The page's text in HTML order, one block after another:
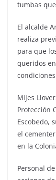
tumbas
El alcalde
realiza
para que
queridos
Mijes
Protección
Escobedo,
el
en la
Personal